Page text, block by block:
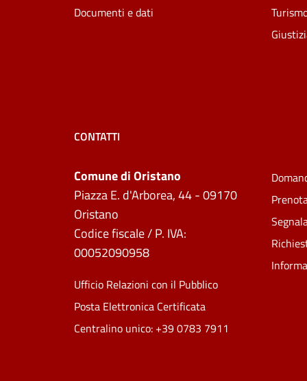
Documenti e dati
CONTATTI
Comune di Oristano
Piazza E. d'Arborea, 44 - 09170
Oristano
Codice fiscale / P. IVA:
00052090958
Ufficio Relazioni con il Pubblico
Posta Elettronica Certificata
Centralino unico: +39 0783 7911